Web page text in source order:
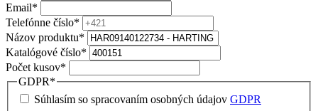
Email*
Telefónne číslo*
Názov produktu*
Katalógové číslo*
Počet kusov*
GDPR*
Súhlasím so spracovaním osobných údajov GDPR